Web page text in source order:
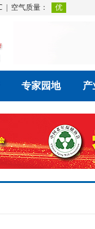
专家园地 产